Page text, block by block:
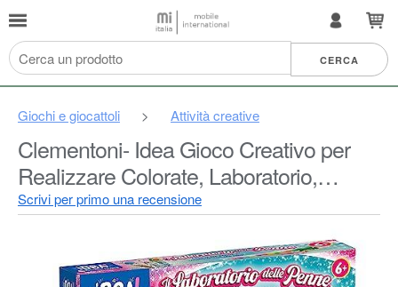
Giochi e giocattoli > Attività creative
Clementoni- Idea Gioco Creativo per
Realizzare Colorate, Laboratorio,
Penne Personalizzabili per Bambini 6
Scrivi per primo una recensione